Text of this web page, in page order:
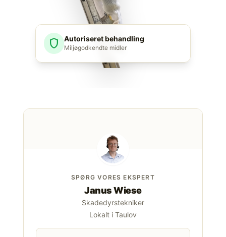
shield Autoriseret behandling
Miljøgodkendte midler
SPØRG VORES EKSPERT
Janus Wiese
Skadedyrstekniker
Lokalt i Taulov